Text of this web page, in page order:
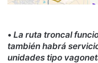
• La ruta troncal
también habrá
unidades tipo